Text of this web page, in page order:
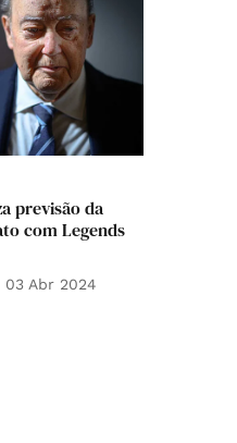
previsão da
com Legends
03 Abr 2024